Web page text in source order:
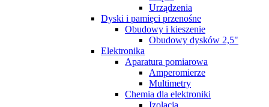
Urządzenia
Dyski i pamięci przenośne
Obudowy i kieszenie
Obudowy dysków 2,5"
Elektronika
Aparatura pomiarowa
Amperomierze
Multimetry
Chemia dla elektroniki
Izolacja